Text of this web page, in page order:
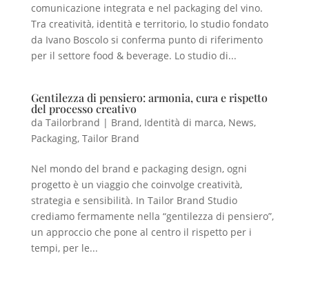
comunicazione integrata e nel packaging del vino.
Tra creatività, identità e territorio, lo studio fondato
da Ivano Boscolo si conferma punto di riferimento
per il settore food & beverage. Lo studio di...
Gentilezza di pensiero: armonia, cura e rispetto
del processo creativo
da Tailorbrand | Brand, Identità di marca, News,
Packaging, Tailor Brand
Nel mondo del brand e packaging design, ogni
progetto è un viaggio che coinvolge creatività,
strategia e sensibilità. In Tailor Brand Studio
crediamo fermamente nella “gentilezza di pensiero”,
un approccio che pone al centro il rispetto per i
tempi, per le...